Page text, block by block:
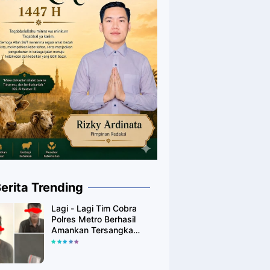
Trending
Lagi - Lagi Tim Cobra
Polres Metro Berhasil
Amankan Tersangka
Yang Diduga Pengguna